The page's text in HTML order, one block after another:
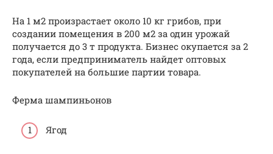
На 1 м2 произрастает около 10 кг грибов, при
создании помещения в 200 м2 за один урожай
получается до 3 т продукта. Бизнес окупается за 2
года, если предприниматель найдет оптовых
покупателей на большие партии товара.
Ферма шампиньонов
Ягод